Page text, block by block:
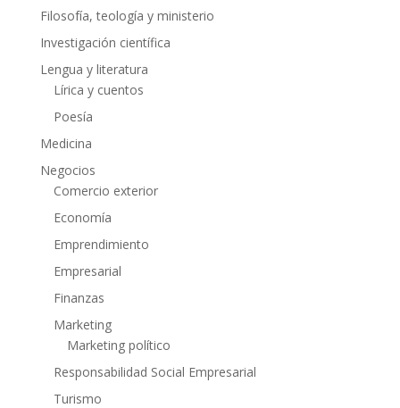
Filosofía, teología y ministerio
Investigación científica
Lengua y literatura
Lírica y cuentos
Poesía
Medicina
Negocios
Comercio exterior
Economía
Emprendimiento
Empresarial
Finanzas
Marketing
Marketing político
Responsabilidad Social Empresarial
Turismo